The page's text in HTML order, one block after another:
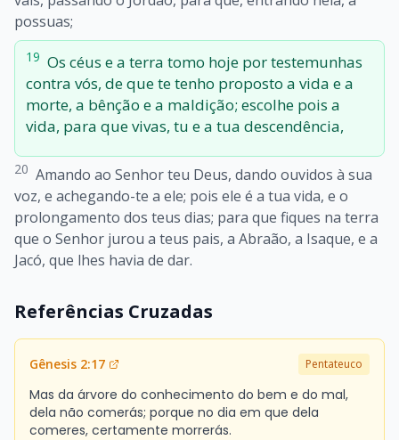
possuas;
19 Os céus e a terra tomo hoje por testemunhas
contra vós, de que te tenho proposto a vida e a
morte, a bênção e a maldição; escolhe pois a
vida, para que vivas, tu e a tua descendência,
20 Amando ao Senhor teu Deus, dando ouvidos à sua
voz, e achegando-te a ele; pois ele é a tua vida, e o
prolongamento dos teus dias; para que fiques na terra
que o Senhor jurou a teus pais, a Abraão, a Isaque, e a
Jacó, que lhes havia de dar.
Referências Cruzadas
Gênesis 2:17 Pentateuco
Mas da árvore do conhecimento do bem e do mal,
dela não comerás; porque no dia em que dela
comeres, certamente morrerás.